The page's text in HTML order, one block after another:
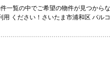
一覧の中でご希望の物件が見つから
用 ください！さいたま市浦和区 バル